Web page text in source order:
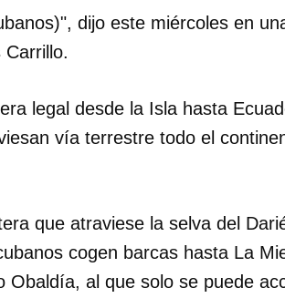
dijo este miércoles en
legal desde la Isla hasta
vía terrestre todo el
que atraviese la selva del
cogen barcas hasta La
Obaldía, al que solo se puede